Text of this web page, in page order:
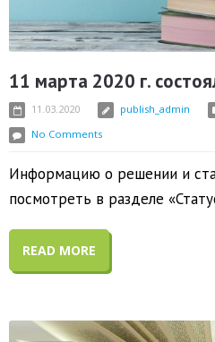
11 марта 2020 г.
11.03.2020 publish_admin
No Comments
Информацию о решении и
посмотреть в разделе
READ MORE